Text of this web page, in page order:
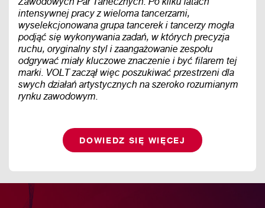
intensywnej pracy z wieloma tancerzami,
wyselekcjonowana grupa tancerek i tancerzy mogła
podjąć się wykonywania zadań, w których precyzja
ruchu, oryginalny styl i zaangażowanie zespołu
odgrywać miały kluczowe znaczenie i być filarem tej
marki. VOLT zaczął więc poszukiwać przestrzeni dla
swych działań artystycznych na szeroko rozumianym
rynku zawodowym.
DOWIEDZ SIĘ WIĘCEJ